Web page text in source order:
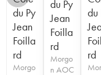
du Py
Jean
Foilla
rd
Morgo
du Py
Jean
Foilla
rd
Morgo
n AOC
du
rd